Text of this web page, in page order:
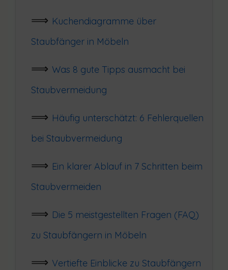
Kuchendiagramme über
Staubfänger in Möbeln
Was 8 gute Tipps ausmacht bei
Staubvermeidung
Häufig unterschätzt: 6 Fehlerquellen
bei Staubvermeidung
Ein klarer Ablauf in 7 Schritten beim
Staubvermeiden
Die 5 meistgestellten Fragen (FAQ)
zu Staubfängern in Möbeln
Vertiefte Einblicke zu Staubfängern